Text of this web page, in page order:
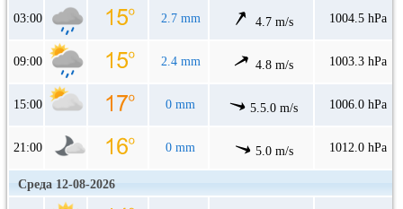
03:00 2.7 mm 4.7 m/s 1004.5 hPa
09:00 2.4 mm 4.8 m/s 1003.3 hPa
15:00 0 mm 5.5.0 m/s 1006.0 hPa
21:00 0 mm 5.0 m/s 1012.0 hPa
Среда 12-08-2026